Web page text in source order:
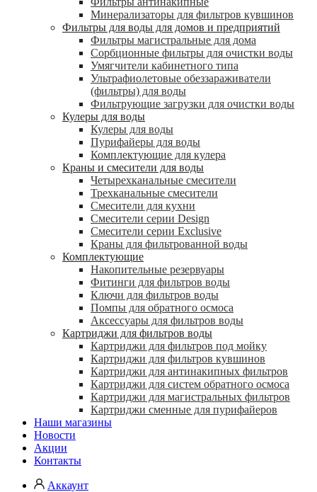
Минерализаторы для фильтров кувшинов
Фильтры для воды для домов и предприятий
Фильтры магистральные для дома
Сорбционные фильтры для очистки воды
Умягчители кабинетного типа
Ультрафиолетовые обеззараживатели
(фильтры) для воды
Фильтрующие загрузки для очистки воды
Кулеры для воды
Кулеры для воды
Пурифайеры для воды
Комплектующие для кулера
Краны и смесители для воды
Четырехканальные смесители
Трехканальные смесители
Смесители для кухни
Смесители серии Design
Смесители серии Exclusive
Краны для фильтрованной воды
Комплектующие
Накопительные резервуары
Фитинги для фильтров воды
Ключи для фильтров воды
Помпы для обратного осмоса
Аксессуары для фильтров воды
Картриджи для фильтров воды
Картриджи для фильтров под мойку
Картриджи для фильтров кувшинов
Картриджи для антинакипных фильтров
Картриджи для систем обратного осмоса
Картриджи для магистральных фильтров
Картриджи сменные для пурифайеров
Наши магазины
Новости
Акции
Контакты
Аккаунт